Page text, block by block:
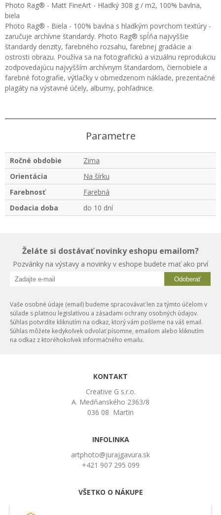
Photo Rag® - Matt FineArt - Hladký 308 g / m2, 100% bavlna,
biela
Photo Rag® - Biela - 100% bavlna s hladkým povrchom textúry -
zaručuje archívne štandardy. Photo Rag® spĺňa najvyššie
štandardy denzity, farebného rozsahu, farebnej gradácie a
ostrosti obrazu. Používa sa na fotografickú a vizuálnu reprodukciu
zodpovedajúcu najvyšším archívnym štandardom, čiernobiele a
farebné fotografie, výtlačky v obmedzenom náklade, prezentačné
plagáty na výstavné účely, albumy, pohľadnice.
Parametre
Ročné obdobie
Zima
Orientácia
Na šírku
Farebnosť
Farebná
Dodacia doba
do 10 dní
Želáte si dostávať novinky eshopu emailom?
Pozvánky na výstavy a novinky v eshope budete mať ako prví
Odoberať
Vaše osobné údaje (email) budeme spracovávať len za týmto účelom v
súlade s platnou legislatívou a zásadami ochrany osobných údajov.
Súhlas potvrdíte kliknutím na odkaz, ktorý vám pošleme na váš email.
Súhlas môžete kedykoľvek odvolať písomne, emailom alebo kliknutím
na odkaz z ktoréhokoľvek informačného emailu.
KONTAKT
Creative G s.r.o.
A. Medňanského 2363/8
036 08 Martin
INFOLINKA
artphoto@jurajgavura.sk
+421 907 295 099
VŠETKO O NÁKUPE